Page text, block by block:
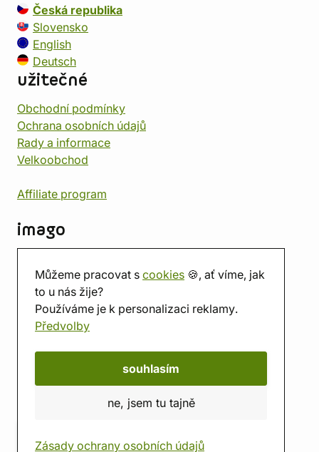
Můžeme pracovat s cookies 🍪, ať víme, jak
to u nás žije?
Používáme je k personalizaci reklamy.
Předvolby
souhlasím
ne, jsem tu tajně
Zásady ochrany osobních údajů
Česká republika
Slovensko
English
Deutsch
užitečné
Obchodní podmínky
Ochrana osobních údajů
Rady a informace
Velkoobchod
Affiliate program
imago
Prodejna
Herna
O nás
Hodnocení obchodu